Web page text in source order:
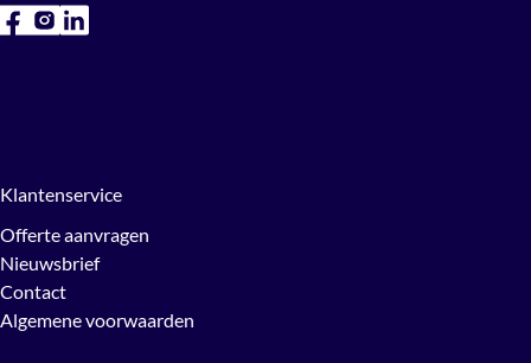
Klantenservice
Offerte aanvragen
Nieuwsbrief
Contact
Algemene voorwaarden